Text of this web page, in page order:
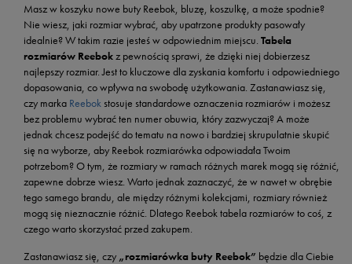
Masz w koszyku nowe buty Reebok, bluzę, koszulkę, a może spodnie?
Nie wiesz, jaki rozmiar wybrać, aby upatrzone produkty pasowały
idealnie? W takim razie jesteś w odpowiednim miejscu. Tabela
rozmiarów Reebokz pewnością sprawi, że dzięki niej dobierzesz
najlepszy rozmiar. Jest to kluczowe dla zyskania komfortu i odpowiedniego
dopasowania, co wpływa na swobodę użytkowania. Zastanawiasz się,
czy marka Reebok stosuje standardowe oznaczenia rozmiarów i możesz
bez problemu wybrać ten numer obuwia, który zazwyczaj? A może
jednak chcesz podejść do tematu na nowo i bardziej skrupulatnie skupić
się na wyborze, aby Reebok rozmiarówka odpowiadała Twoim
potrzebom? O tym, że rozmiary w ramach różnych marek mogą się różnić,
zapewne dobrze wiesz. Warto jednak zaznaczyć, że w nawet w obrębie
tego samego brandu, ale między różnymi kolekcjami, rozmiary również
mogą się nieznacznie różnić. Dlatego Reebok tabela rozmiarów to coś, z
czego warto skorzystać przed zakupem.
Zastanawiasz się, czy „rozmiarówka buty Reebok” będzie dla Ciebie